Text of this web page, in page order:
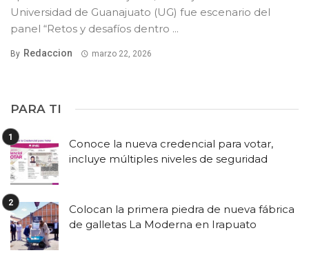
Universidad de Guanajuato (UG) fue escenario del
panel “Retos y desafíos dentro ...
By Redaccion marzo 22, 2026
PARA TI
Conoce la nueva credencial para votar,
incluye múltiples niveles de seguridad
Colocan la primera piedra de nueva fábrica
de galletas La Moderna en Irapuato